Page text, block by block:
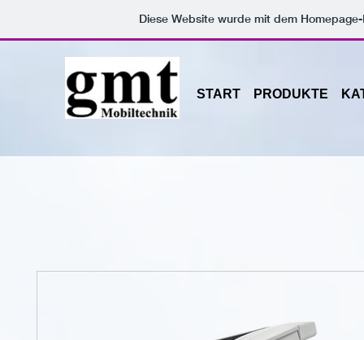
Diese Website wurde mit dem
START PRODUKTE